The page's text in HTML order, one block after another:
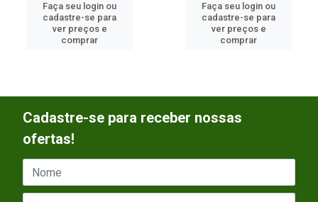
Faça seu login ou
cadastre-se para
ver preços e
comprar
Faça seu login ou
cadastre-se para
ver preços e
comprar
Cadastre-se para receber nossas
ofertas!